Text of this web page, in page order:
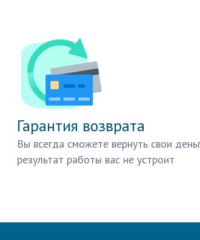
Гарантия возврата
Вы всегда сможете вернуть свои
результат работы вас не устроит